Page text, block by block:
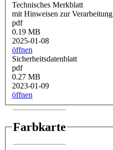
Technisches Merkblatt
mit Hinweisen zur Verarbeitung
pdf
0.19 MB
2025-01-08
öffnen
Sicherheitsdatenblatt
pdf
0.27 MB
2023-01-09
öffnen
Farbkarte